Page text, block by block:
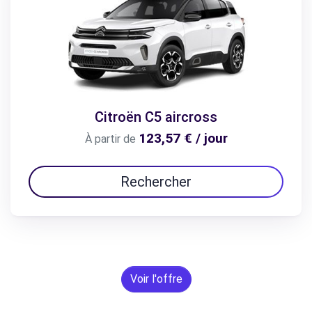
Citroën C5 aircross
À partir de 123,57 € / jour
Rechercher
Voir l'offre